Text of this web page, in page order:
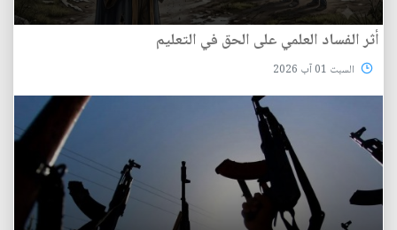
أثر الفساد العلمي على الحق في التعليم
السبت 01 آب 2026